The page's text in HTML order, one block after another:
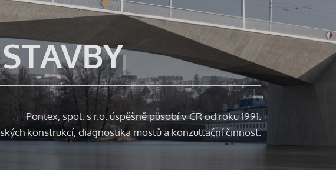
Pontex, spol. s r.o. úspěšně působí v ČR od roku 1991.
konstrukcí, diagnostika mostů a konzultační činnost.